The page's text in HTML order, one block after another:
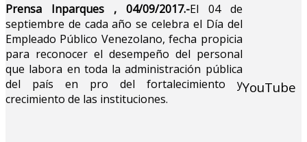
Prensa Inparques , 04/09/2017.-El 04 de
septiembre de cada año se celebra el Día del
Empleado Público Venezolano, fecha propicia
para reconocer el desempeño del personal
que labora en toda la administración pública
del país en pro del fortalecimiento y
crecimiento de las instituciones.
YouTube